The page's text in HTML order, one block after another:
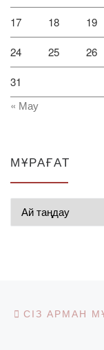
17 18 19
24 25 26
31
« Мау
МҰРАҒАТ
Post